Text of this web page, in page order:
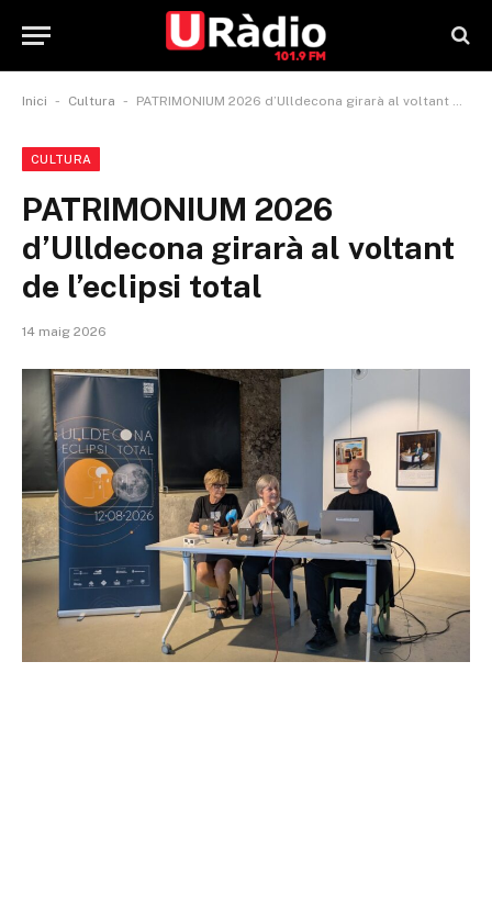
Inici - Cultura - PATRIMONIUM 2026 d’Ulldecona girarà al voltant de l’eclipsi total
CULTURA
PATRIMONIUM 2026
d’Ulldecona girarà al voltant
de l’eclipsi total
14 maig 2026